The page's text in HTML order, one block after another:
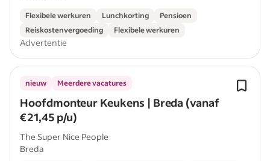
Flexibele werkuren Lunchkorting
Pensioen
Reiskostenvergoeding
Flexibele werkuren
Advertentie
Hoofdmonteur Keukens | Breda (vanaf
€21,45 p/u)
nieuw Meerdere vacatures
The Super Nice People
Breda